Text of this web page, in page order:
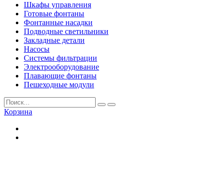
Шкафы управления
Готовые фонтаны
Фонтанные насадки
Подводные светильники
Закладные детали
Насосы
Системы фильтрации
Электрооборудование
Плавающие фонтаны
Пешеходные модули
Корзина